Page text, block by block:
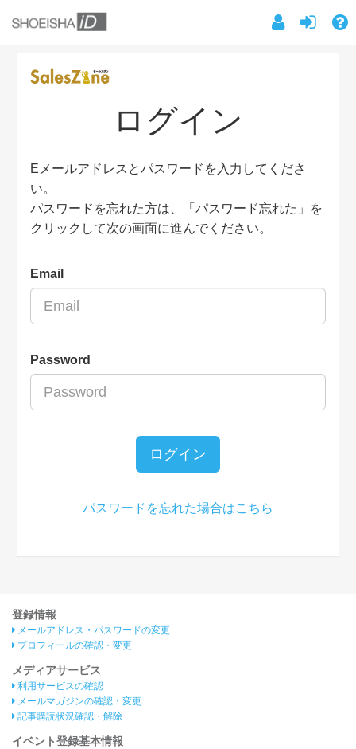
ログイン
Eメールアドレスとパスワードを入力してくださ
い。
パスワードを忘れた方は、「パスワード忘れた」を
クリックして次の画面に進んでください。
Email
Password
ログイン
パスワードを忘れた場合はこちら
登録情報
メールアドレス・パスワードの変更
プロフィールの確認・変更
メディアサービス
利用サービスの確認
メールマガジンの確認・変更
記事購読状況確認・解除
イベント登録基本情報